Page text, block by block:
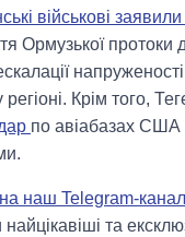
військові
Ормузької протоки
Крім того,
по авіабазах США
на наш Telegram-канал
та